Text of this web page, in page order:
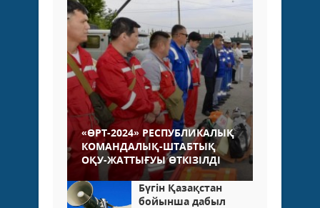
«ӨРТ-2024» РЕСПУБЛИКАЛЫҚ
КОМАНДАЛЫҚ-ШТАБТЫҚ
ОҚУ-ЖАТТЫҒУЫ ӨТКІЗІЛДІ
Бүгін Қазақстан
бойынша дабыл